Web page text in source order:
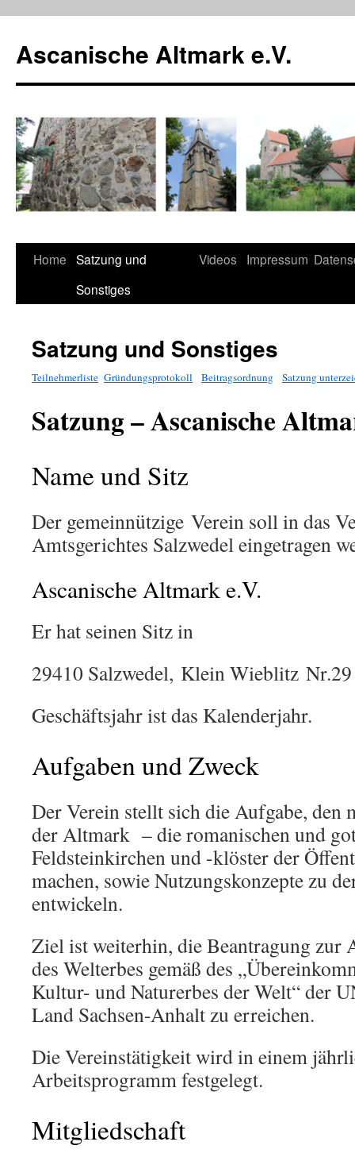
springen
Ascanische Altmark e.V.
Home Satzung und
Sonstiges
Videos Impressum
Satzung und Sonstiges
Teilnehmerliste Gründungsprotokoll Beitragsordnung Satzung
Satzung – Ascanische
Name und Sitz
Der gemeinnützige Verein soll in das
Amtsgerichtes Salzwedel eingetragen
Ascanische Altmark e.V.
Er hat seinen Sitz in
29410 Salzwedel, Klein Wieblitz Nr.29
Geschäftsjahr ist das Kalenderjahr.
Aufgaben und Zweck
Der Verein stellt sich die Aufgabe, den
der Altmark – die romanischen und
Feldsteinkirchen und -klöster der
machen, sowie Nutzungskonzepte zu
entwickeln.
Ziel ist weiterhin, die Beantragung zur
des Welterbes gemäß des
Kultur- und Naturerbes der Welt“ der
Land Sachsen-Anhalt zu erreichen.
Die Vereinstätigkeit wird in einem
Arbeitsprogramm festgelegt.
Mitgliedschaft